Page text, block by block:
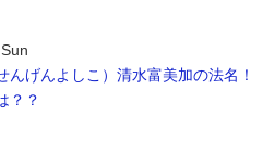
んげんよしこ）清水富美加の法名！
？？